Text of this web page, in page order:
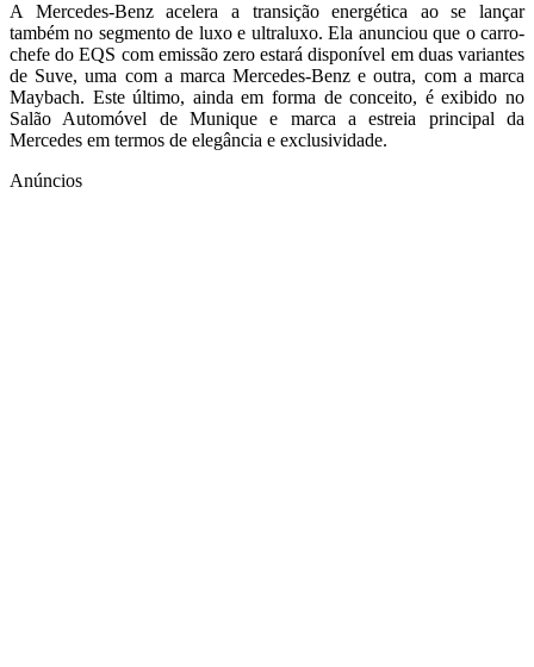
A Mercedes-Benz acelera a transição energética ao se lançar
também no segmento de luxo e ultraluxo. Ela anunciou que o carro-
chefe do EQS com emissão zero estará disponível em duas variantes
de Suve, uma com a marca Mercedes-Benz e outra, com a marca
Maybach. Este último, ainda em forma de conceito, é exibido no
Salão Automóvel de Munique e marca a estreia principal da
Mercedes em termos de elegância e exclusividade.
Anúncios